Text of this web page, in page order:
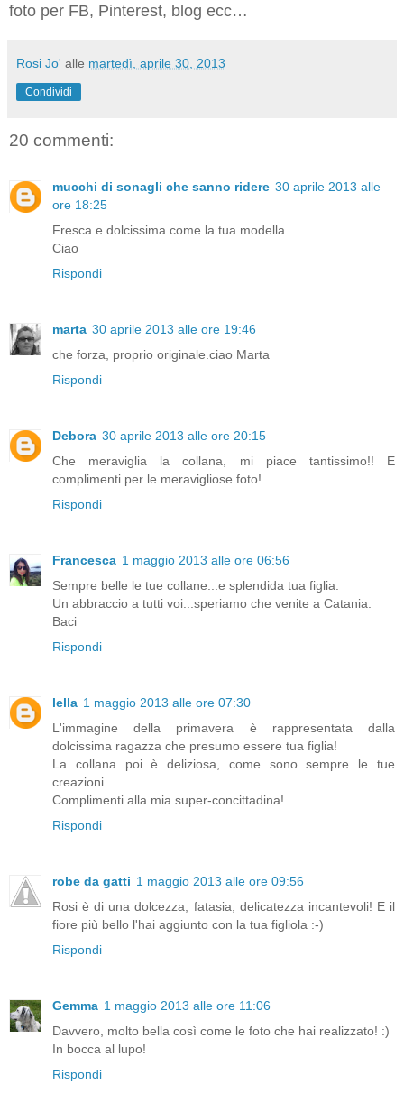
foto per FB, Pinterest, blog ecc…
Rosi Jo' alle martedì, aprile 30, 2013
Condividi
20 commenti:
mucchi di sonagli che sanno ridere 30 aprile 2013 alle
ore 18:25
Fresca e dolcissima come la tua modella.
Ciao
Rispondi
marta 30 aprile 2013 alle ore 19:46
che forza, proprio originale.ciao Marta
Rispondi
Debora 30 aprile 2013 alle ore 20:15
Che meraviglia la collana, mi piace tantissimo!! E
complimenti per le meravigliose foto!
Rispondi
Francesca 1 maggio 2013 alle ore 06:56
Sempre belle le tue collane...e splendida tua figlia.
Un abbraccio a tutti voi...speriamo che venite a Catania.
Baci
Rispondi
lella 1 maggio 2013 alle ore 07:30
L'immagine della primavera è rappresentata dalla
dolcissima ragazza che presumo essere tua figlia!
La collana poi è deliziosa, come sono sempre le tue
creazioni.
Complimenti alla mia super-concittadina!
Rispondi
robe da gatti 1 maggio 2013 alle ore 09:56
Rosi è di una dolcezza, fatasia, delicatezza incantevoli! E il
fiore più bello l'hai aggiunto con la tua figliola :-)
Rispondi
Gemma 1 maggio 2013 alle ore 11:06
Davvero, molto bella così come le foto che hai realizzato! :)
In bocca al lupo!
Rispondi